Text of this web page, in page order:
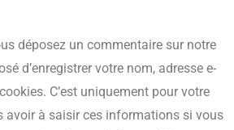
déposez un commentaire sur notre
d’enregistrer votre nom, adresse e-
C’est uniquement pour votre
avoir à saisir ces informations si vous